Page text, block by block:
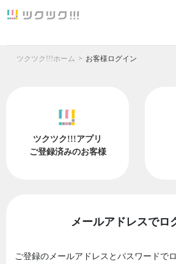
ツクツク!!!ホーム お客様ログイン
ツクツク!!!アプリ
ご登録済みのお客様
メールアドレスでロ
ご登録のメールアドレスとパスワードで